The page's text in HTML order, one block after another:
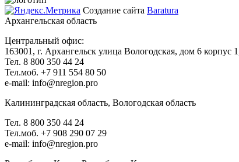
Создание сайта Baratura
Архангельская область
Центральный офис:
163001, г. Архангельск улица Вологодская, дом 6
Тел. 8 800 350 44 24
Тел.моб. +7 911 554 80 50
e-mail: info@nregion.pro
Калининградская область, Вологодская область
Тел. 8 800 350 44 24
Тел.моб. +7 908 290 07 29
e-mail: info@nregion.pro